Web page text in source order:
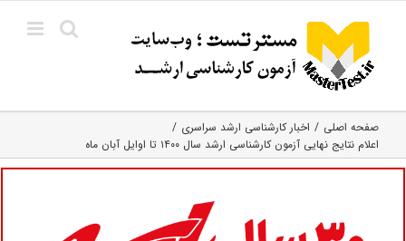
content
صفحه اصلی
اخبار کارشناسی ارشد سراسری
اعلام نتایج نهایی آزمون کارشناسی ارشد سال ۱۴۰۰ تا اوایل آبان ماه